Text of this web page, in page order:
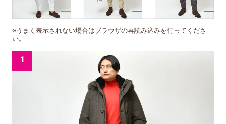
※うまく表示されない場合はブラウザの再読み込みを行ってくださ
い。
1